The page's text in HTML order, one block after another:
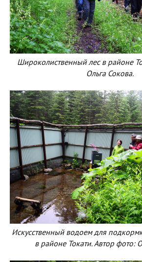
Широколиственный лес в районе
Ольга Сокова.
Искусственный водоем для
в районе Токати. Автор фото: